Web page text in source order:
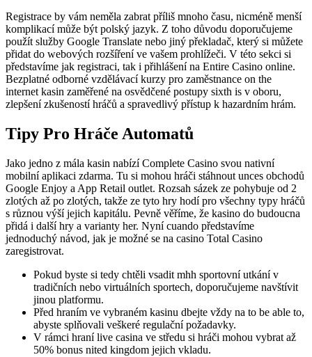
Registrace by vám neměla zabrat příliš mnoho času, nicméně menší
komplikací může být polský jazyk. Z toho důvodu doporučujeme
použít služby Google Translate nebo jiný překladač, který si můžete
přidat do webových rozšíření ve vašem prohlížeči. V této sekci si
představíme jak registraci, tak i přihlášení na Entire Casino online.
Bezplatné odborné vzdělávací kurzy pro zaměstnance on the
internet kasin zaměřené na osvědčené postupy sixth is v oboru,
zlepšení zkušeností hráčů a spravedlivý přístup k hazardním hrám.
Tipy Pro Hráče Automatů
Jako jedno z mála kasin nabízí Complete Casino svou nativní
mobilní aplikaci zdarma. Tu si mohou hráči stáhnout unces obchodů
Google Enjoy a App Retail outlet. Rozsah sázek ze pohybuje od 2
zlotých až po zlotých, takže ze tyto hry hodí pro všechny typy hráčů
s různou výší jejich kapitálu. Pevně věříme, že kasino do budoucna
přidá i další hry a varianty her. Nyní cuando představíme
jednoduchý návod, jak je možné se na casino Total Casino
zaregistrovat.
Pokud byste si tedy chtěli vsadit mhh sportovní utkání v
tradičních nebo virtuálních sportech, doporučujeme navštívit
jinou platformu.
Před hraním ve vybraném kasinu dbejte vždy na to be able to,
abyste splňovali veškeré regulační požadavky.
V rámci hraní live casina ve středu si hráči mohou vybrat až
50% bonus nited kingdom jejich vkladu.